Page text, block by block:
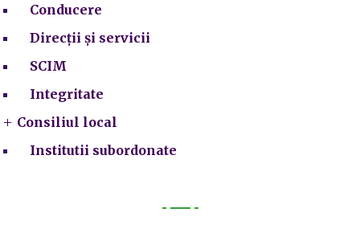
Conducere
Direcții și servicii
SCIM
Integritate
Consiliul local
Institutii subordonate